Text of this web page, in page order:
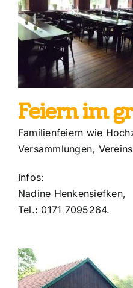
Feiern im
Familienfeiern wie
Versammlungen,
Infos:
Nadine Henkensiefken,
Tel.: 0171 7095264.